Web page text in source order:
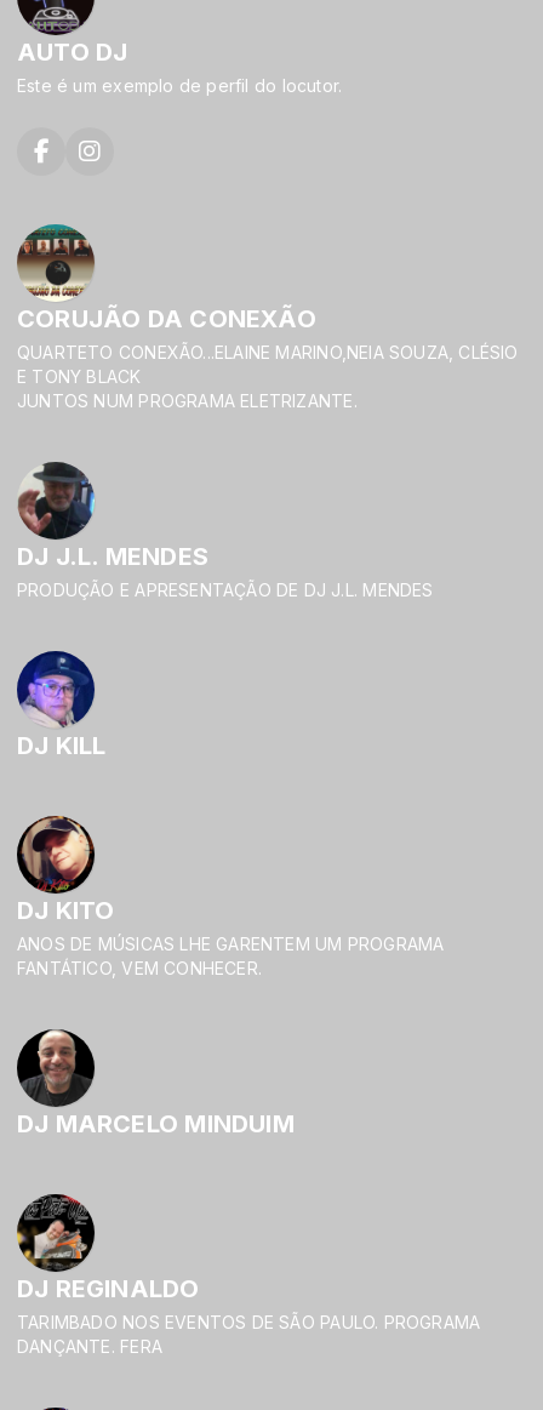
AUTO DJ
Este é um exemplo de perfil do locutor.
CORUJÃO DA CONEXÃO
QUARTETO CONEXÃO...ELAINE MARINO,NEIA SOUZA, CLÉSIO
E TONY BLACK
JUNTOS NUM PROGRAMA ELETRIZANTE.
DJ J.L. MENDES
PRODUÇÃO E APRESENTAÇÃO DE DJ J.L. MENDES
DJ KILL
DJ KITO
ANOS DE MÚSICAS LHE GARENTEM UM PROGRAMA
FANTÁTICO, VEM CONHECER.
DJ MARCELO MINDUIM
DJ REGINALDO
TARIMBADO NOS EVENTOS DE SÃO PAULO. PROGRAMA
DANÇANTE. FERA